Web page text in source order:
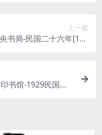
上一篇
书局-民国二十六年[193
书馆-1929民国十